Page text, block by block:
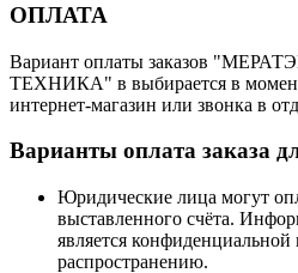
ОПЛАТА
Вариант оплаты заказов
ТЕХНИКА" в выбирается в момент
интернет-магазин или звонка в
Варианты оплата заказа
Юридические лица могут
выставленного счёта.
является
распространению.